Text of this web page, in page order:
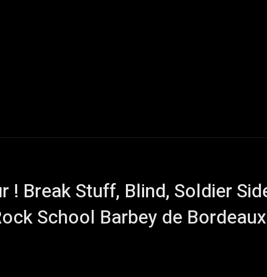
! Break Stuff, Blind, Soldier
School Barbey de